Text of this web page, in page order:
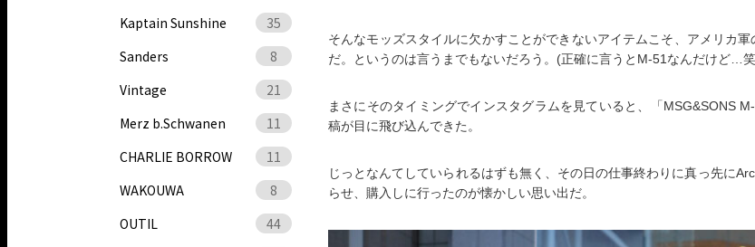
Kaptain Sunshine
35
Sanders
8
Vintage
21
Merz b.Schwanen
11
CHARLIE BORROW
11
WAKOUWA
8
OUTIL
44
そんなモッズスタイルに欠かすことができないアイテムこそ、アメリカ
だ。というのは言うまでもないだろう。(正確に言うとM-51なんだけど…
まさにそのタイミングでインスタグラムを見ていると、「MSG&SONS
稿が目に飛び込んできた。
じっとなんてしていられるはずも無く、その日の仕事終わりに真っ先に
らせ、購入しに行ったのが懐かしい思い出だ。